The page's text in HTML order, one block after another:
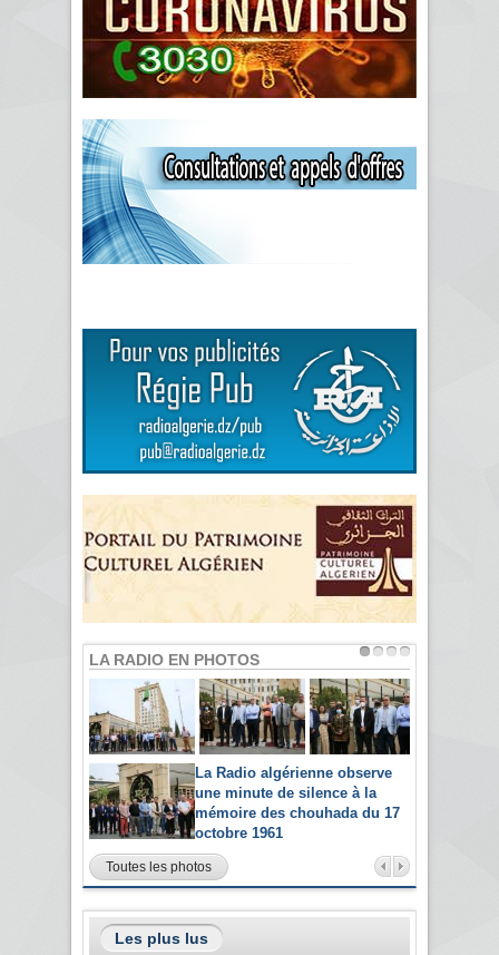
LA RADIO EN PHOTOS
La Radio algérienne observe
une minute de silence à la
mémoire des chouhada du 17
octobre 1961
Toutes les photos
Les plus lus